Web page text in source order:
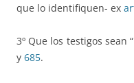
que lo identifiquen- ex
3º Que los testigos sean
y 685.